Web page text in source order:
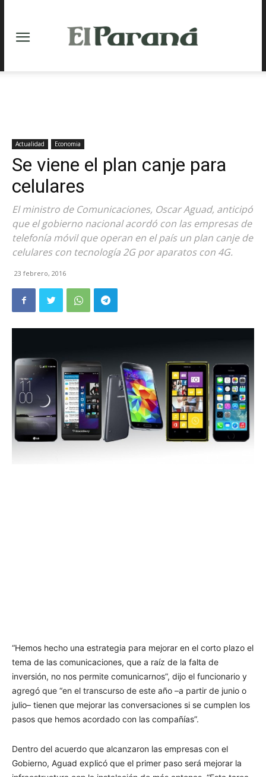
Actualidad Economia
Se viene el plan canje para
celulares
El ministro de Comunicaciones, Oscar Aguad, anticipó
que el gobierno nacional acordó con las empresas de
telefonía móvil que operan en el país un plan canje de
celulares con tecnología 2G por aparatos con 4G.
23 febrero, 2016
“Hemos hecho una estrategia para mejorar en el corto plazo el
tema de las comunicaciones, que a raíz de la falta de
inversión, no nos permite comunicarnos”, dijo el funcionario y
agregó que “en el transcurso de este año –a partir de junio o
julio– tienen que mejorar las conversaciones si se cumplen los
pasos que hemos acordado con las compañías”.
Dentro del acuerdo que alcanzaron las empresas con el
Gobierno, Aguad explicó que el primer paso será mejorar la